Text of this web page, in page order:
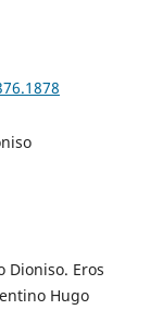
Dioniso. Eros
Hugo